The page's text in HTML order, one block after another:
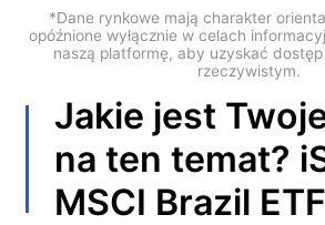
Bahasa Indonesia
Bahasa Melayu
हिन्दी
*Dane rynkowe mają charakter
opóźnione wyłącznie w celach
naszą platformę, aby uzyskać
rzeczywistym.
Jakie jest
na ten temat?
MSCI Brazil ETF